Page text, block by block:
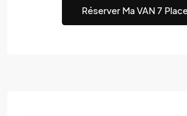
Réserver Ma VAN 7